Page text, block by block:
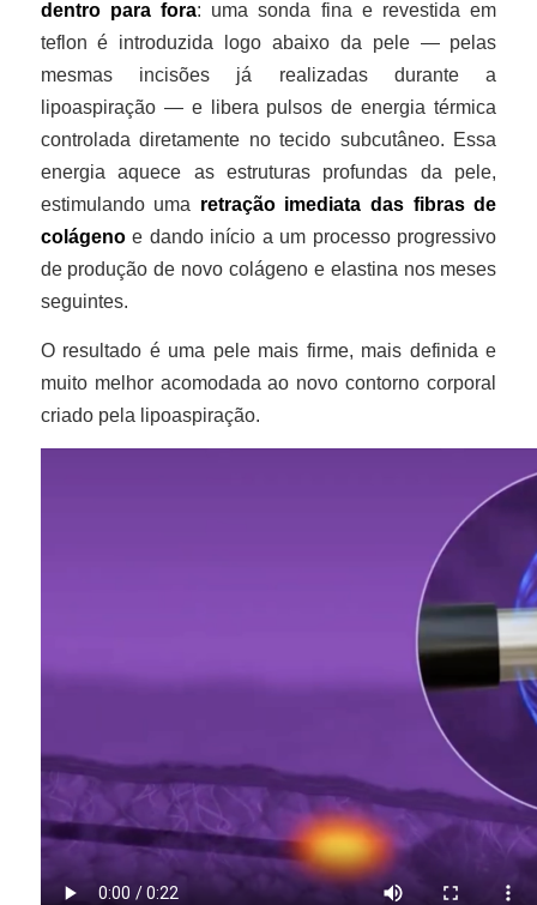
dentro para fora: uma sonda fina e revestida em
teflon é introduzida logo abaixo da pele — pelas
mesmas incisões já realizadas durante a
lipoaspiração — e libera pulsos de energia térmica
controlada diretamente no tecido subcutâneo. Essa
energia aquece as estruturas profundas da pele,
estimulando uma retração imediata das fibras de
colágenoe dando início a um processo progressivo
de produção de novo colágeno e elastina nos meses
seguintes.
O resultado é uma pele mais firme, mais definida e
muito melhor acomodada ao novo contorno corporal
criado pela lipoaspiração.